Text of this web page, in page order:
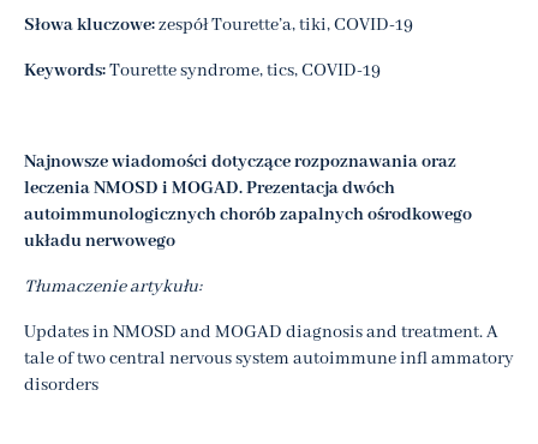
Słowa kluczowe:zespół Tourette’a, tiki, COVID-19
Keywords:Tourette syndrome, tics, COVID-19
Najnowsze wiadomości dotyczące rozpoznawania oraz
leczenia NMOSD i MOGAD. Prezentacja dwóch
autoimmunologicznych chorób zapalnych ośrodkowego
układu nerwowego
Tłumaczenie artykułu:
Updates in NMOSD and MOGAD diagnosis and treatment. A
tale of two central nervous system autoimmune infl ammatory
disorders